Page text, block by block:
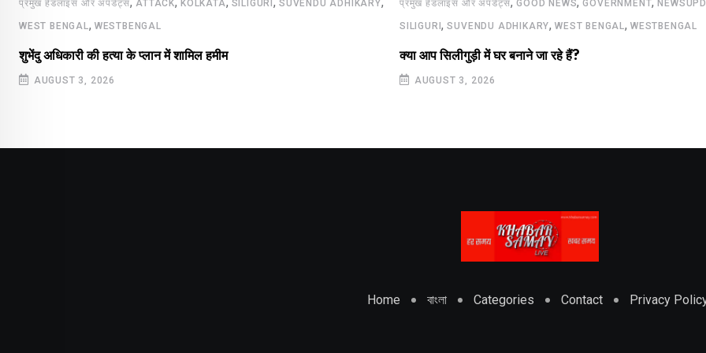
प्रमुख हेडलाइंस और अपडेट्स ATTACK KOLKATA SILIGURI SUVENDU ADHIKARY
WEST BENGAL , WESTBENGAL
शुभेंदु अधिकारी की हत्या के प्लान में शामिल हमीम
AUGUST 3, 2026
प्रमुख हेडलाइंस और अपडेट्स GOOD NEWS GOVERNMENT
SILIGURI,SUVENDU ADHIKARY,WEST BENGAL,WESTBENGAL
क्या आप सिलीगुड़ी में घर बनाने जा रहे हैं?
AUGUST 3, 2026
Home বাংলা Categories Contact Privacy